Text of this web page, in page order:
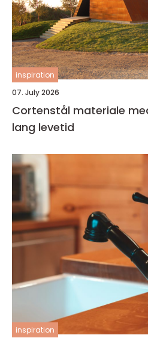
inspiration
07. July 2026
Cortenstål materiale med rustent preg og
lang levetid
inspiration